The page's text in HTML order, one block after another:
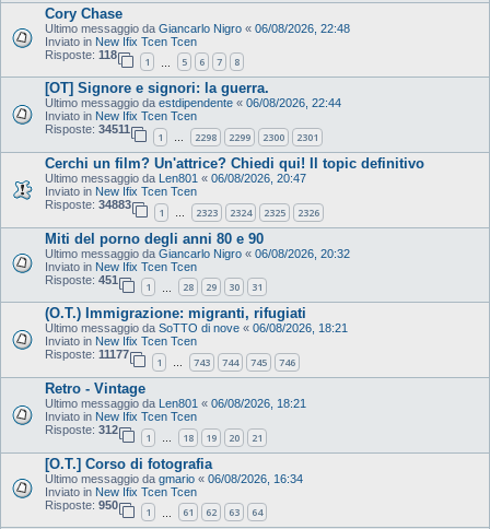
Cory Chase
Ultimo messaggio da Giancarlo Nigro « 06/08/2026, 22:48
Inviato in New Ifix Tcen Tcen
Risposte: 118
1 5 6 7 8
[OT] Signore e signori: la guerra.
Ultimo messaggio da estdipendente « 06/08/2026, 22:44
Inviato in New Ifix Tcen Tcen
Risposte: 34511
1 … 2298 2299 2300 2301
Cerchi un film? Un'attrice? Chiedi qui! Il topic definitivo
Ultimo messaggio da Len801 « 06/08/2026, 20:47
Inviato in New Ifix Tcen Tcen
Risposte: 34883
1 … 2323 2324 2325 2326
Miti del porno degli anni 80 e 90
Ultimo messaggio da Giancarlo Nigro « 06/08/2026, 20:32
Inviato in New Ifix Tcen Tcen
Risposte: 451
1 28 29 30 31
(O.T.) Immigrazione: migranti, rifugiati
Ultimo messaggio da SoTTO di nove « 06/08/2026, 18:21
Inviato in New Ifix Tcen Tcen
Risposte: 11177
1 … 743 744 745 746
Retro - Vintage
Ultimo messaggio da Len801 « 06/08/2026, 18:21
Inviato in New Ifix Tcen Tcen
Risposte: 312
1 … 18 19 20 21
[O.T.] Corso di fotografia
Ultimo messaggio da gmario « 06/08/2026, 16:34
Inviato in New Ifix Tcen Tcen
Risposte: 950
1 61 62 63 64